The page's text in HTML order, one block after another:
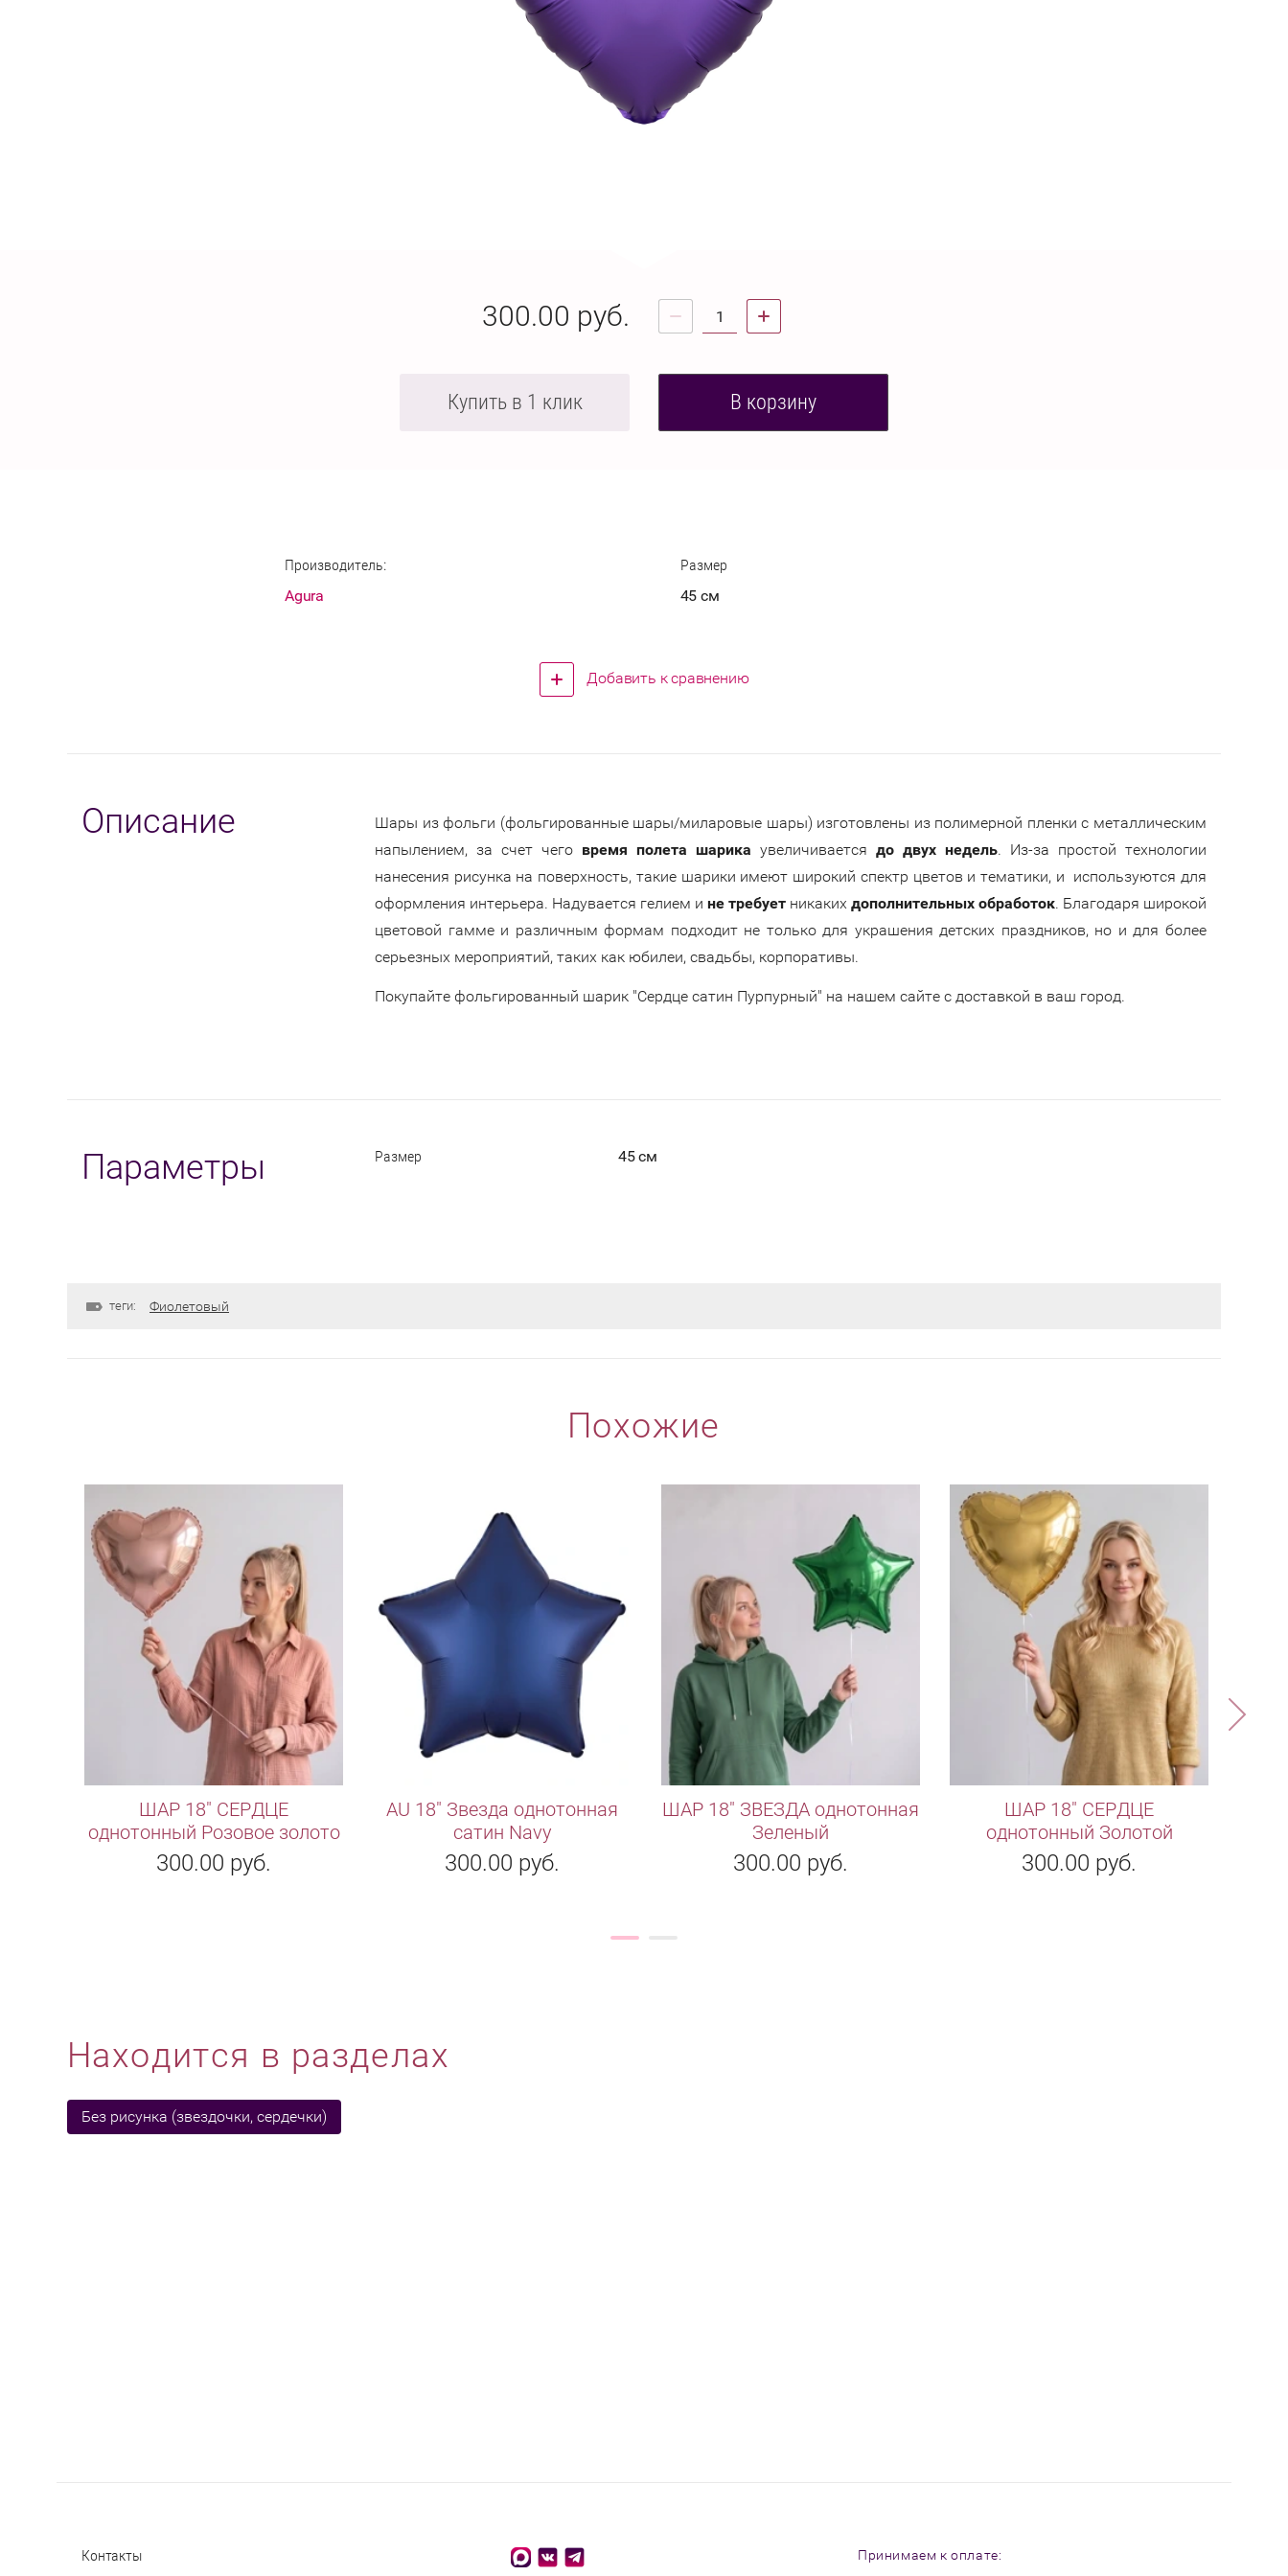
300.00 руб.
Купить в 1 клик В корзину
Производитель:
Agura
Размер
45 см
Добавить к сравнению
Описание
Шары из фольги (фольгированные шары/миларовые шары) изготовлены из полимерной пленки с металлическим
напылением, за счет чего время полета шарика увеличивается до двух недель. Из-за простой технологии
нанесения рисунка на поверхность, такие шарики имеют широкий спектр цветов и тематики, и используются для
оформления интерьера. Надувается гелием и не требует никаких дополнительных обработок. Благодаря широкой
цветовой гамме и различным формам подходит не только для украшения детских праздников, но и для более
серьезных мероприятий, таких как юбилеи, свадьбы, корпоративы.
Покупайте фольгированный шарик "Сердце сатин Пурпурный" на нашем сайте с доставкой в ваш город.
Параметры Размер 45 см
теги: Фиолетовый
Похожие
ШАР 18" СЕРДЦЕ
однотонный Розовое золото
300.00 руб.
AU 18" Звезда однотонная
сатин Navy
300.00 руб.
ШАР 18" ЗВЕЗДА однотонная
Зеленый
300.00 руб.
ШАР 18" СЕРДЦЕ
однотонный Золотой
300.00 руб.
Находится в разделах
Без рисунка (звездочки, сердечки)
Контакты Принимаем к оплате: